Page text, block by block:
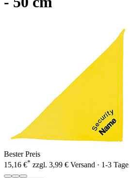
Bester Preis
15,16 €* zzgl. 3,99 € Versand · 1-3 Tage